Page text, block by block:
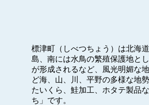
標津町（しべつちょう）は北海
島、南には水鳥の繁殖保護地と
が形成されるなど、風光明媚な
ど海、山、川、平野の多様な地
たいくら、鮭加工、ホタテ製品
ち」です。